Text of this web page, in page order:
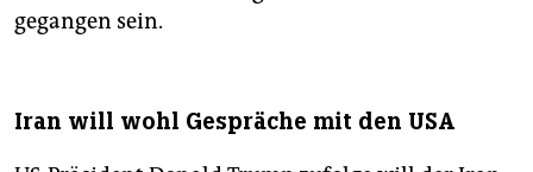
gegangen sein.
Iran will wohl Gespräche mit den USA